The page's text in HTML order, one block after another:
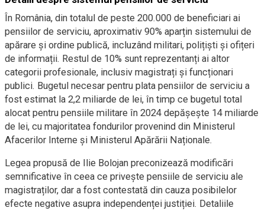
În România, din totalul de peste 200.000 de beneficiari ai
pensiilor de serviciu, aproximativ 90% aparțin sistemului de
apărare și ordine publică, incluzând militari, polițiști și ofițeri
de informații. Restul de 10% sunt reprezentanți ai altor
categorii profesionale, inclusiv magistrați și funcționari
publici. Bugetul necesar pentru plata pensiilor de serviciu a
fost estimat la 2,2 miliarde de lei, în timp ce bugetul total
alocat pentru pensiile militare în 2024 depășește 14 miliarde
de lei, cu majoritatea fondurilor provenind din Ministerul
Afacerilor Interne și Ministerul Apărării Naționale.
Legea propusă de Ilie Bolojan preconizează modificări
semnificative în ceea ce privește pensiile de serviciu ale
magistraților, dar a fost contestată din cauza posibilelor
efecte negative asupra independenței justiției. Detaliile